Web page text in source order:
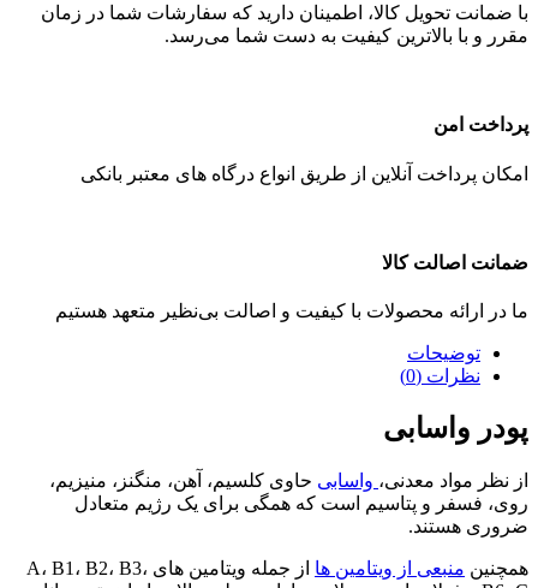
با ضمانت تحویل کالا، اطمینان دارید که سفارشات شما در زمان
مقرر و با بالاترین کیفیت به دست شما می‌رسد.
پرداخت امن
امکان پرداخت آنلاین از طریق انواع درگاه های معتبر بانکی
ضمانت اصالت کالا
ما در ارائه محصولات با کیفیت و اصالت بی‌نظیر متعهد هستیم
توضیحات
نظرات (0)
پودر واسابی
از نظر مواد معدنی، واسابی حاوی کلسیم، آهن، منگنز، منیزیم،
روی، فسفر و پتاسیم است که همگی برای یک رژیم متعادل
ضروری هستند.
همچنین منبعی از ویتامین ها
از جمله ویتامین های A، B1، B2، B3،